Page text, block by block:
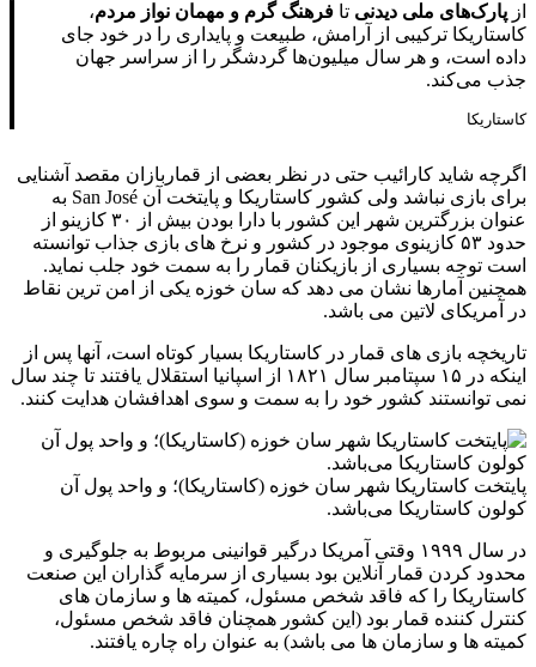
از پارک‌های ملی دیدنی تا فرهنگ گرم و مهمان‌ نواز مردم،
کاستاریکا ترکیبی از آرامش، طبیعت و پایداری را در خود جای
داده است، و هر سال میلیون‌ها گردشگر را از سراسر جهان
جذب می‌کند.
کاستاریکا
اگرچه شاید کارائیب حتی در نظر بعضی از قماربازان مقصد آشنایی
برای بازی نباشد ولی کشور کاستاریکا و پایتخت آن San José به
عنوان بزرگترین شهر این کشور با دارا بودن بیش از ۳۰ کازینو از
حدود ۵۳ کازینوی موجود در کشور و نرخ های بازی جذاب توانسته
است توجه بسیاری از بازیکنان قمار را به سمت خود جلب نماید.
همچنین آمارها نشان می دهد که سان خوزه یکی از امن ترین نقاط
در آمریکای لاتین می باشد.
تاریخچه بازی های قمار در کاستاریکا بسیار کوتاه است، آنها پس از
اینکه در ۱۵ سپتامبر سال ۱۸۲۱ از اسپانیا استقلال یافتند تا چند سال
نمی توانستند کشور خود را به سمت و سوی اهدافشان هدایت کنند.
پایتخت کاستاریکا شهر سان خوزه (کاستاریکا)؛ و واحد پول آن
کولون کاستاریکا می‌باشد.
در سال ۱۹۹۹ وقتی آمریکا درگیر قوانینی مربوط به جلوگیری و
محدود کردن قمار آنلاین بود بسیاری از سرمایه گذاران این صنعت
کاستاریکا را که فاقد شخص مسئول، کمیته ها و سازمان های
کنترل کننده قمار بود (این کشور همچنان فاقد شخص مسئول،
کمیته ها و سازمان ها می باشد) به عنوان راه چاره یافتند.